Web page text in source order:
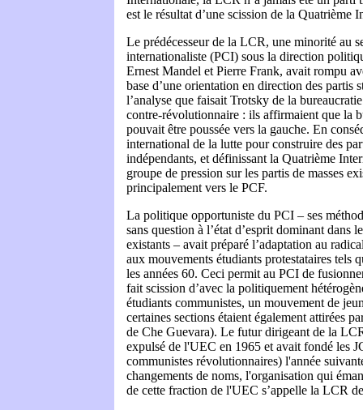
est le résultat d’une scission de la Quatrième
Le prédécesseur de la LCR, une minorité au
internationaliste (PCI) sous la direction
Ernest Mandel et Pierre Frank, avait rompu
base d’une orientation en direction des partis
l’analyse que faisait Trotsky de la
contre-révolutionnaire : ils affirmaient que la
pouvait être poussée vers la gauche. En
international de la lutte pour construire des
indépendants, et définissant la Quatrième
groupe de pression sur les partis de masses
principalement vers le PCF.
La politique opportuniste du PCI – ses
sans question à l’état d’esprit dominant dans
existants – avait préparé l’adaptation au
aux mouvements étudiants protestataires tels
les années 60. Ceci permit au PCI de
fait scission d’avec la politiquement
étudiants communistes, un mouvement de
certaines sections étaient également attirées
de Che Guevara). Le futur dirigeant de la
expulsé de l'UEC en 1965 et avait fondé les
communistes révolutionnaires) l'année
changements de noms, l'organisation qui
de cette fraction de l'UEC s’appelle la LCR